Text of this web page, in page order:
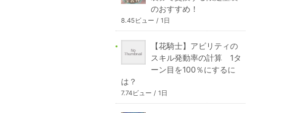
のおすすめ！
8.45ビュー / 1日
【花騎士】アビリティの
スキル発動率の計算 1タ
ーン目を100％にするに
は？
7.74ビュー / 1日